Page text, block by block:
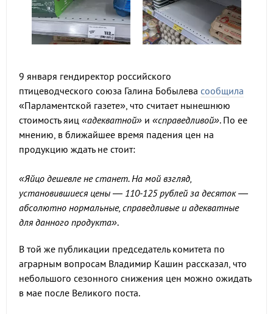
9 января гендиректор российского
птицеводческого союза Галина Бобылева сообщила
«Парламентской газете», что считает нынешнюю
стоимость яиц «адекватной» и «справедливой». По ее
мнению, в ближайшее время падения цен на
продукцию ждать не стоит:
«Яйцо дешевле не станет. На мой взгляд,
установившиеся цены — 110-125 рублей за десяток —
абсолютно нормальные, справедливые и адекватные
для данного продукта».
В той же публикации председатель комитета по
аграрным вопросам Владимир Кашин рассказал, что
небольшого сезонного снижения цен можно ожидать
в мае после Великого поста.